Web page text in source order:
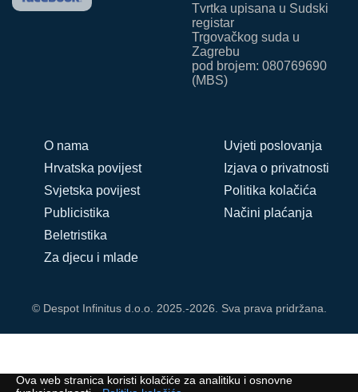
Tvrtka upisana u Sudski
registar
Trgovačkog suda u
Zagrebu
pod brojem: 080769690
(MBS)
O nama
Hrvatska povijest
Svjetska povijest
Publicistika
Beletristika
Za djecu i mlade
Uvjeti poslovanja
Izjava o privatnosti
Politika kolačića
Načini plaćanja
© Despot Infinitus d.o.o. 2025.-2026. Sva prava pridržana.
Ova web stranica koristi kolačiće za analitiku i osnovne